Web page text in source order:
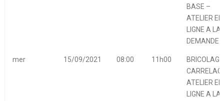
BASE –
ATELIER EN
LIGNE A LA
DEMANDE
mer 15/09/2021 08:00 11h00
BRICOLAGE
ATELIER EN
LIGNE A LA